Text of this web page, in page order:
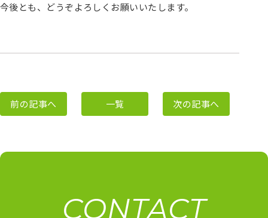
今後とも、どうぞよろしくお願いいたします。
前の記事へ 一覧 次の記事へ
CONTACT